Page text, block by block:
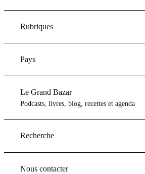
Rubriques
Pays
Le Grand Bazar
Podcasts, livres, blog, recettes et agenda
Recherche
Nous contacter